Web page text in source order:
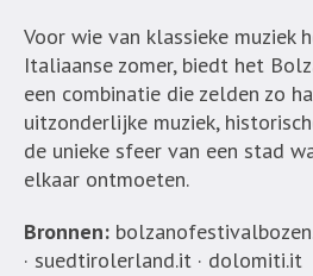
Voor wie van klassieke muziek
Italiaanse zomer, biedt het
een combinatie die zelden zo
uitzonderlijke muziek,
de unieke sfeer van een stad
elkaar ontmoeten.
Bronnen:
· suedtirolerland.it · dolomiti.it